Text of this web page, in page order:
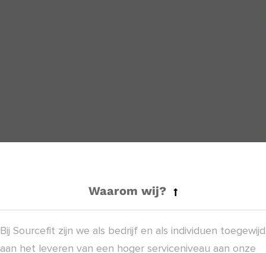
Waarom wij?
Bij Sourcefit zijn we als bedrijf en als individuen toegewijd
aan het leveren van een hoger serviceniveau aan onze